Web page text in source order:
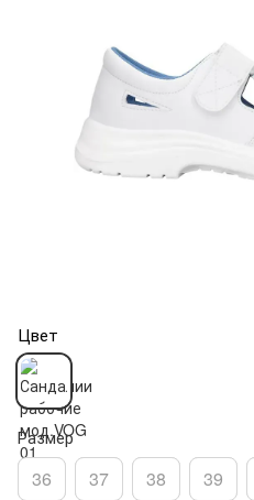
Цвет
Размер
36 37 38 39